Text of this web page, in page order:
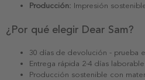
Producción: Impresión
¿Por qué elegir Dear Sam?
30 días de devolución - prueba
Entrega rápida 2-4 días
Producción sostenible con